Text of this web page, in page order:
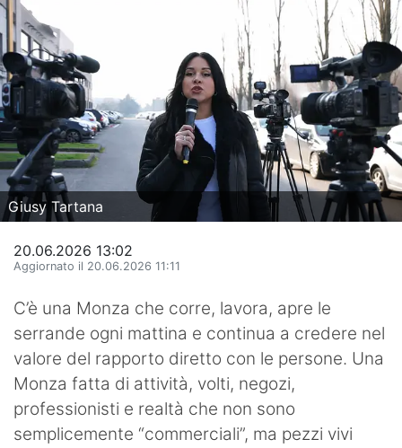
Hockey
Altri sport
Hockey
Pallanuoto
Pallamano
Altre
News
Eventi
Giusy Tartana
20.06.2026 13:02
Aggiornato il 20.06.2026 11:11
C’è una Monza che corre, lavora, apre le
serrande ogni mattina e continua a credere nel
valore del rapporto diretto con le persone. Una
Monza fatta di attività, volti, negozi,
professionisti e realtà che non sono
semplicemente “commerciali”, ma pezzi vivi